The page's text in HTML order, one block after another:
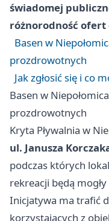
świadomej
różnorodność
Basen w
prozdrowotnych
Jak zgłosić się i co
Basen w
prozdrowotnych
Kryta Pływalnia w
ul. Janusza
podczas których
rekreacji będą
Inicjatywa ma trafić
korzystających z